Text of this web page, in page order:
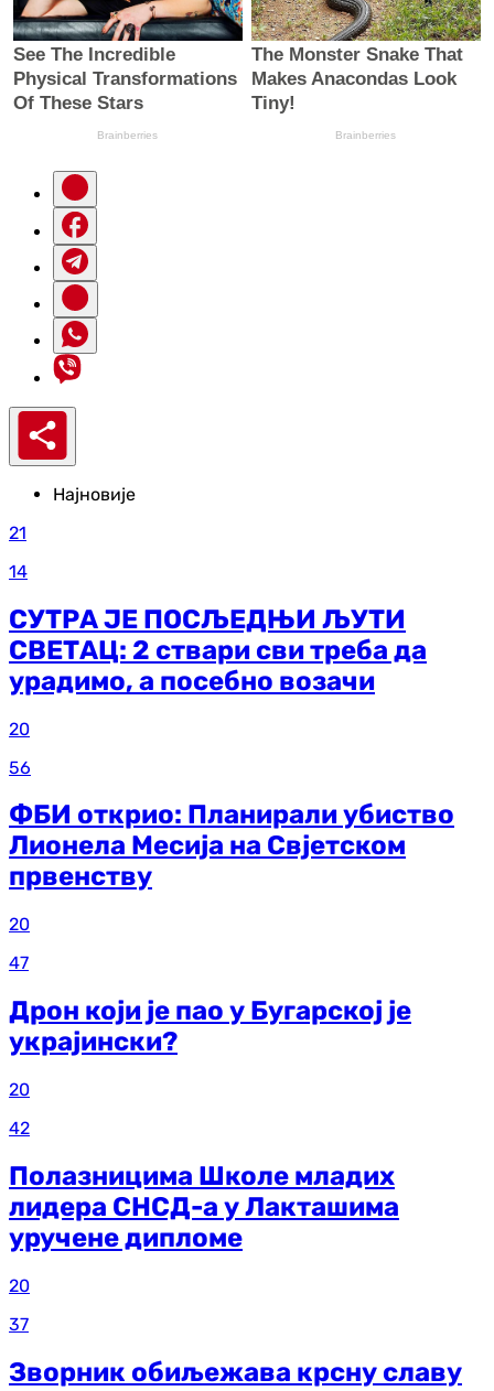
Најновије
21
14
СУТРА ЈЕ ПОСЉЕДЊИ ЉУТИ
СВЕТАЦ: 2 ствари сви треба да
урадимо, а посебно возачи
20
56
ФБИ открио: Планирали убиство
Лионела Месија на Свјетском
првенству
20
47
Дрон који је пао у Бугарској је
украјински?
20
42
Полазницима Школе младих
лидера СНСД-а у Лакташима
уручене дипломе
20
37
Зворник обиљежава крсну славу